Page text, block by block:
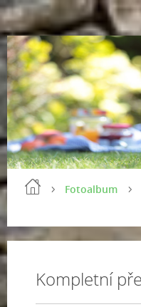
Fotoalbum
Kompletní